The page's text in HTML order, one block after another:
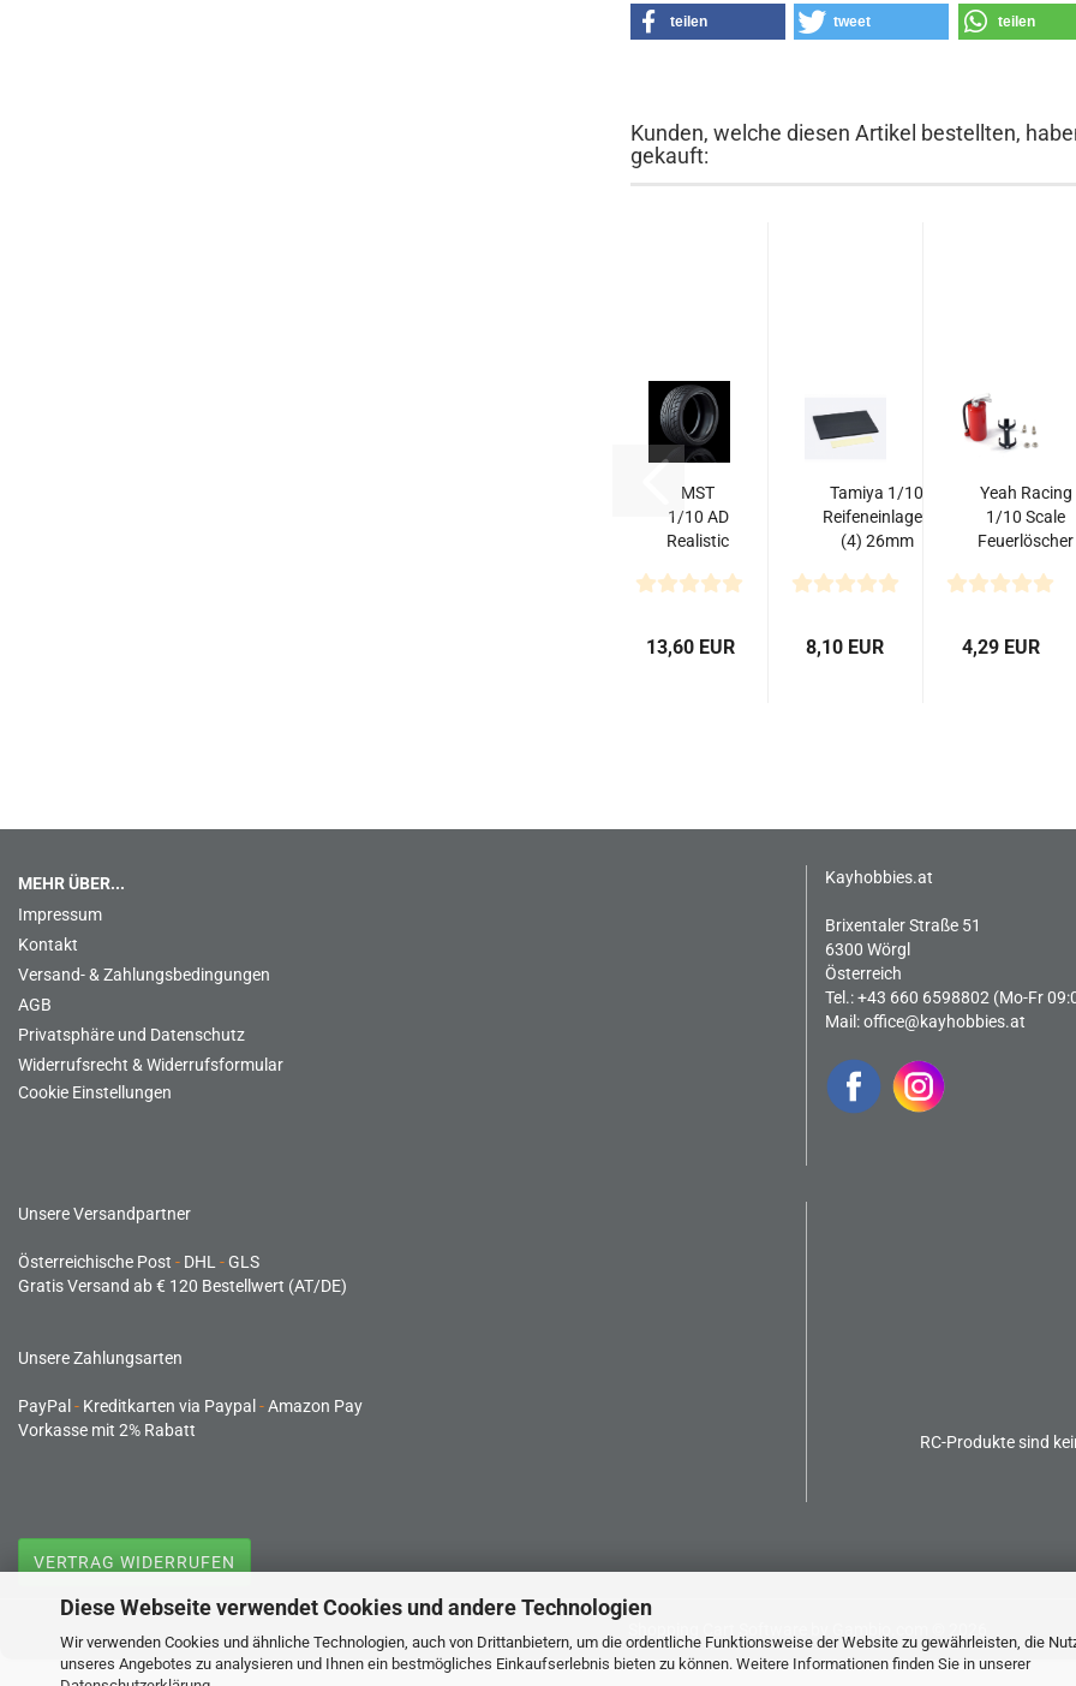
Diese Webseite verwendet Cookies und andere Technologien
Wir verwenden Cookies und ähnliche Technologien, auch von Drittanbietern, um die ordentliche Funktionsweise der Website zu gewährleisten, die
unseres Angebotes zu analysieren und Ihnen ein bestmögliches Einkaufserlebnis bieten zu können. Weitere Informationen finden Sie in unserer
teilen tweet teilen
Kunden, welche diesen Artikel bestellten,
gekauft:
MST
1/10 AD
Realistic
Reifen
13,60 EUR
Tamiya 1/10
Reifeneinlagen
(4) 26mm
8,10 EUR
Yeah Racing
1/10 Scale
Feuerlöscher
4,29 EUR
MEHR ÜBER...
Impressum
Kontakt
Versand- & Zahlungsbedingungen
AGB
Privatsphäre und Datenschutz
Widerrufsrecht & Widerrufsformular
Cookie Einstellungen
Kayhobbies.at
Brixentaler Straße 51
6300 Wörgl
Österreich
Tel.: +43 660 6598802 (Mo-Fr
Mail:office@kayhobbies.at
Unsere Versandpartner
Österreichische Post - DHL -GLS
Gratis Versand ab € 120 Bestellwert (AT/DE)
Unsere Zahlungsarten
PayPal - Kreditkarten via Paypal -Amazon Pay
Vorkasse mit 2% Rabatt
RC-Produkte sind
VERTRAG WIDERRUFEN